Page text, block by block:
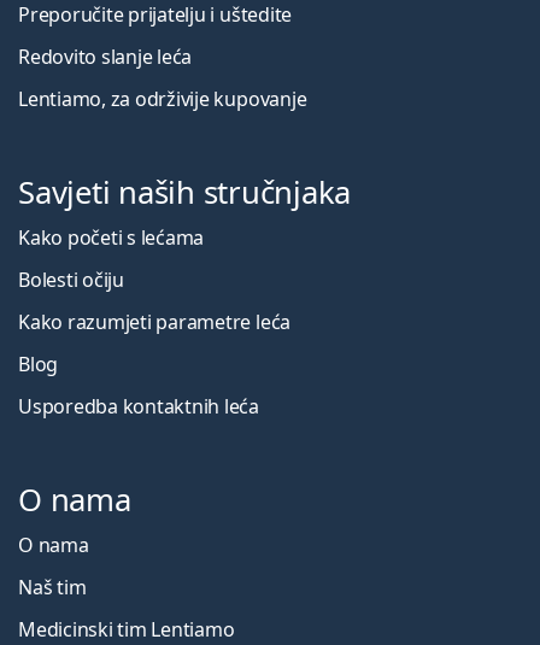
Preporučite prijatelju i uštedite
Redovito slanje leća
Lentiamo, za održivije kupovanje
Savjeti naših stručnjaka
Kako početi s lećama
Bolesti očiju
Kako razumjeti parametre leća
Blog
Usporedba kontaktnih leća
O nama
O nama
Naš tim
Medicinski tim Lentiamo